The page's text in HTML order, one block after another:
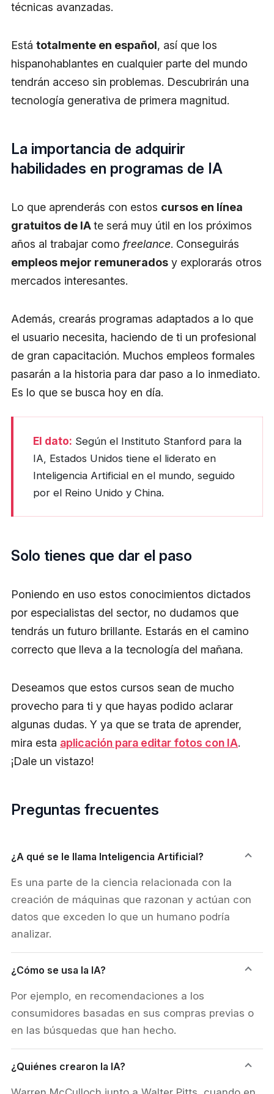
técnicas avanzadas.
Está totalmente en español, así que los
hispanohablantes en cualquier parte del mundo
tendrán acceso sin problemas. Descubrirán una
tecnología generativa de primera magnitud.
La importancia de adquirir
habilidades en programas de IA
Lo que aprenderás con estos cursos en línea
gratuitos de IAte será muy útil en los próximos
años al trabajar como freelance. Conseguirás
empleos mejor remunerados y explorarás otros
mercados interesantes.
Además, crearás programas adaptados a lo que
el usuario necesita, haciendo de ti un profesional
de gran capacitación. Muchos empleos formales
pasarán a la historia para dar paso a lo inmediato.
Es lo que se busca hoy en día.
El dato: Según el Instituto Stanford para la
IA, Estados Unidos tiene el liderato en
Inteligencia Artificial en el mundo, seguido
por el Reino Unido y China.
Solo tienes que dar el paso
Poniendo en uso estos conocimientos dictados
por especialistas del sector, no dudamos que
tendrás un futuro brillante. Estarás en el camino
correcto que lleva a la tecnología del mañana.
Deseamos que estos cursos sean de mucho
provecho para ti y que hayas podido aclarar
algunas dudas. Y ya que se trata de aprender,
mira esta aplicación para editar fotos con IA.
¡Dale un vistazo!
Preguntas frecuentes
¿A qué se le llama Inteligencia Artificial?
Es una parte de la ciencia relacionada con la
creación de máquinas que razonan y actúan con
datos que exceden lo que un humano podría
analizar.
¿Cómo se usa la IA?
Por ejemplo, en recomendaciones a los
consumidores basadas en sus compras previas o
en las búsquedas que han hecho.
¿Quiénes crearon la IA?